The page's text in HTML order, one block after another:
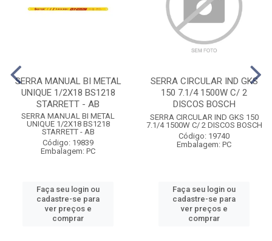
SERRA MANUAL BI METAL
UNIQUE 1/2X18 BS1218
STARRETT - AB
SERRA MANUAL BI METAL
UNIQUE 1/2X18 BS1218
STARRETT - AB
Código: 19839
Embalagem: PC
Faça seu login ou
cadastre-se para
ver preços e
comprar
SERRA CIRCULAR IND GKS
150 7.1/4 1500W C/ 2
DISCOS BOSCH
SERRA CIRCULAR IND GKS 150
7.1/4 1500W C/ 2 DISCOS BOSCH
Código: 19740
Embalagem: PC
Faça seu login ou
cadastre-se para
ver preços e
comprar